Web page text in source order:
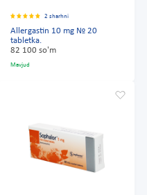
2 sharhni
Allergastin 10 mg № 20
tabletka.
82 100 so'm
Mavjud